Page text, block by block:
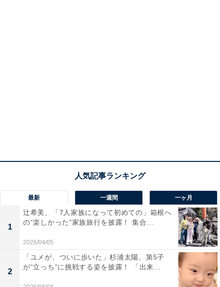
最新 一週間 一ヶ月
1
辻希美、「7人家族になって初めての」箱根へ
の“楽しかった”家族旅行を披露！ 集合...
2026/04/05
2
「ユメが、ついに歩いた」杉浦太陽、第5子
が“立っち”に挑戦する姿を披露！ 「出来...